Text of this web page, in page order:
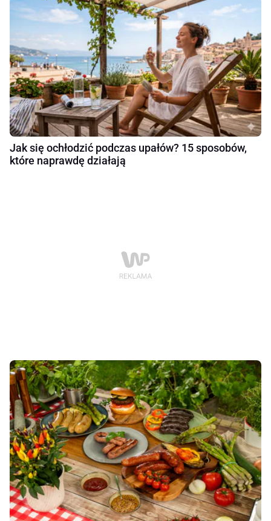
Jak się ochłodzić podczas upałów? 15 sposobów,
które naprawdę działają